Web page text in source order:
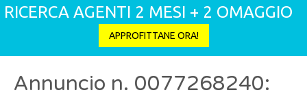
RICERCA AGENTI 2 MESI + 2 OMAGGIO
APPROFITTANE ORA!
Annuncio n. 0077268240: